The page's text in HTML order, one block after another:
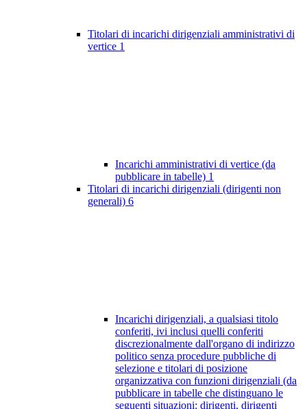
Titolari di incarichi dirigenziali amministrativi di
vertice 1
Incarichi amministrativi di vertice (da
pubblicare in tabelle) 1
Titolari di incarichi dirigenziali (dirigenti non
generali) 6
Incarichi dirigenziali, a qualsiasi titolo
conferiti, ivi inclusi quelli conferiti
discrezionalmente dall'organo di indirizzo
politico senza procedure pubbliche di
selezione e titolari di posizione
organizzativa con funzioni dirigenziali (da
pubblicare in tabelle che distinguano le
seguenti situazioni: dirigenti, dirigenti